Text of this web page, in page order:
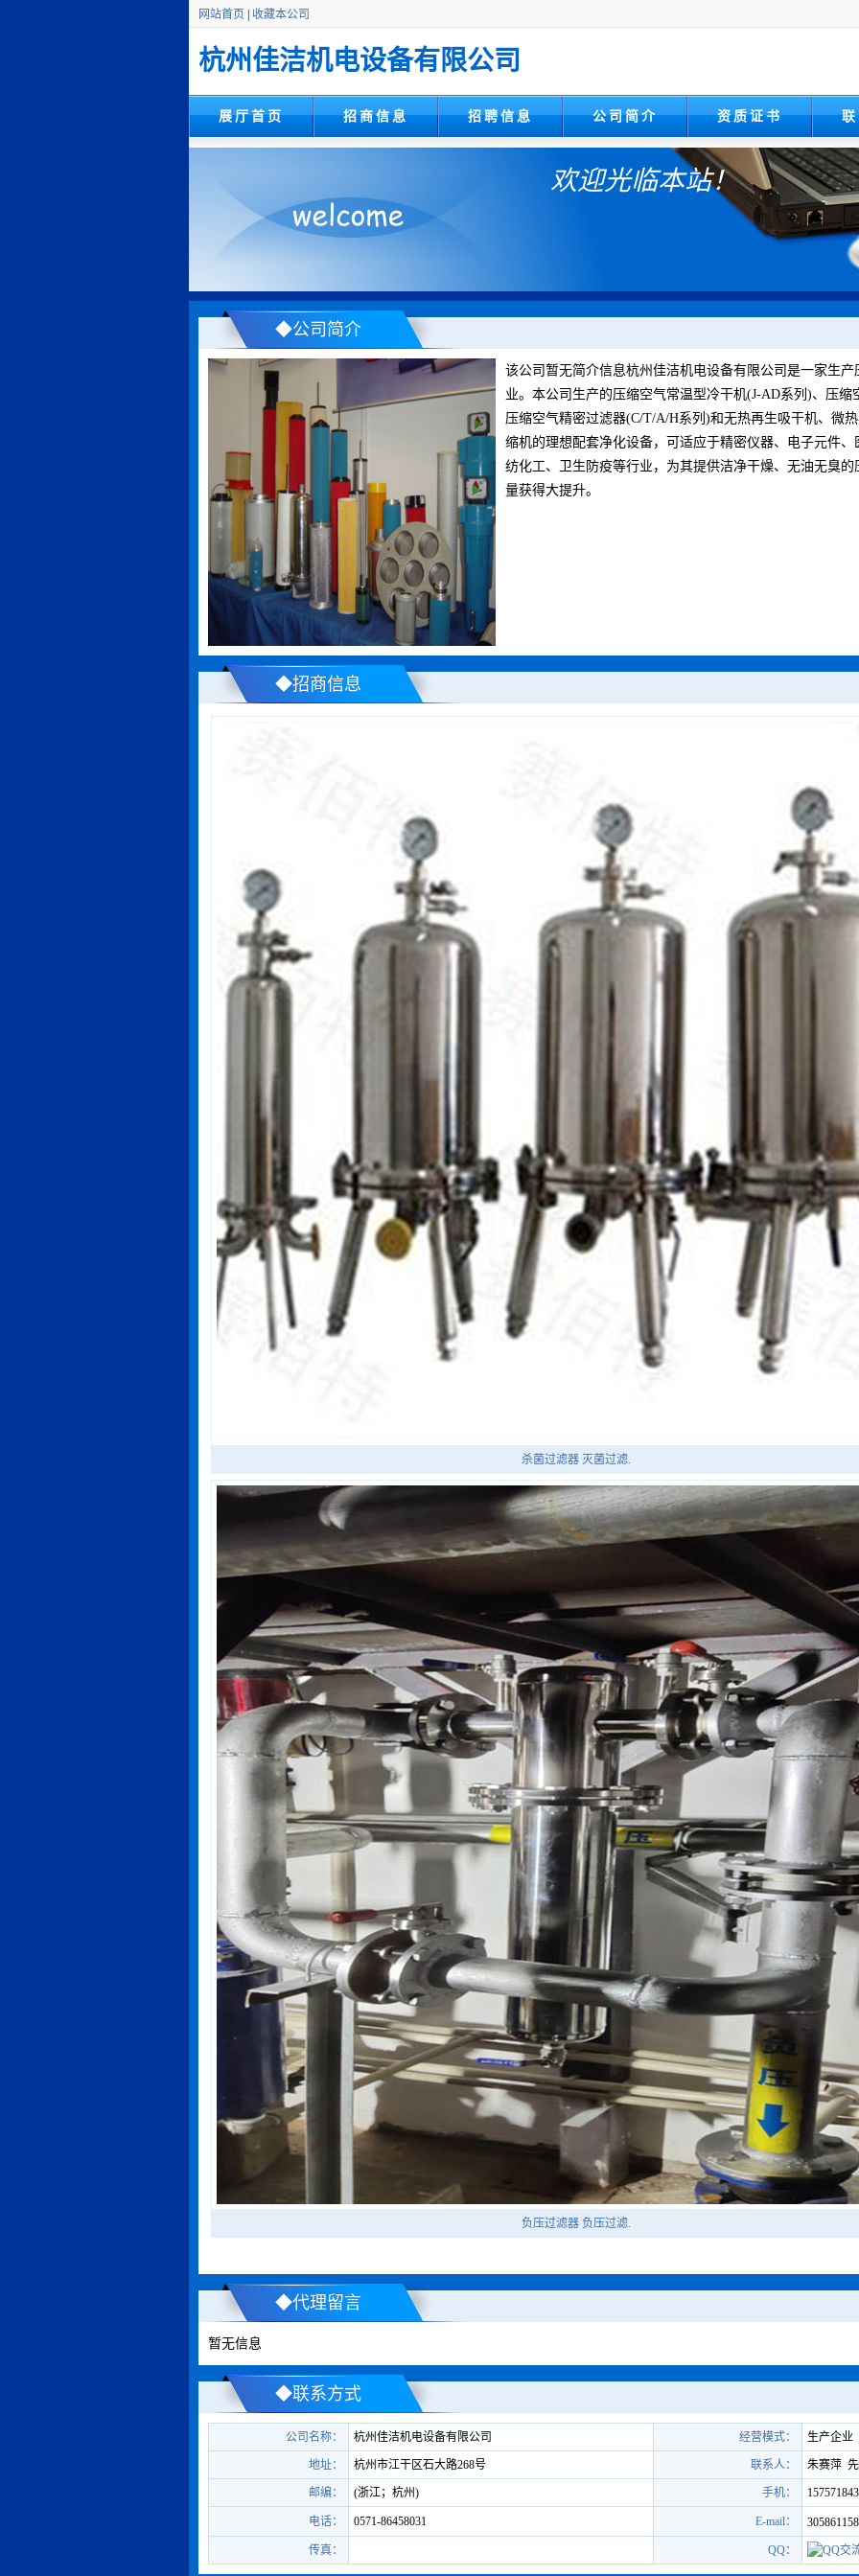
网站首页 收藏本公司
杭州佳洁机电设备有限公司
展厅首页 招商信息 招聘信息 公司简介 资质证书
欢迎光临本站！
◆公司简介
该公司暂无简介信息杭州佳洁机电设备有限公司是一家生
业。本公司生产的压缩空气常温型冷干机(J-AD系列)、压
压缩空气精密过滤器(C/T/A/H系列)和无热再生吸干机、微
缩机的理想配套净化设备，可适应于精密仪器、电子元件
纺化工、卫生防疫等行业，为其提供洁净干燥、无油无臭
量获得大提升。
◆招商信息
杀菌过滤器 灭菌过滤.
负压过滤器 负压过滤.
◆代理留言
暂无信息
◆联系方式
公司名称： 杭州佳洁机电设备有限公司 经营模式： 生产企业
地址： 杭州市江干区石大路268号 联系人： 朱赛萍
邮编： (浙江；杭州) 手机：
电话： 0571-86458031 E-mail：
传真： QQ：